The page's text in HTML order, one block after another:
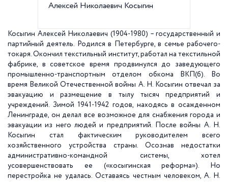
Алексей Николаевич Косыгин
Косыгин Алексей Николаевич (1904-1980) – государственный и
партийный деятель. Родился в Петербурге, в семье рабочего-
токаря. Окончил текстильный институт, работал на текстильной
фабрике, в советское время продвинулся до заведующего
промышленно-транспортным отделом обкома ВКП(б). Во
время Великой Отечественной войны А. Н. Косыгин отвечал за
эвакуацию и размещение в тылу тысяч предприятий и
учреждений. Зимой 1941-1942 годов, находясь в осажденном
Ленинграде, он делал все возможное для снабжения города и
эвакуации из него людей и предприятий. После войны А. Н.
Косыгин стал фактическим руководителем всего
хозяйственного устройства страны. Осознав недостатки
административно-командной системы, хотел
усовершенствовать ее («косыгинская реформа»). Но
перестройка не удалась. Оставаясь честным человеком, А. Н.